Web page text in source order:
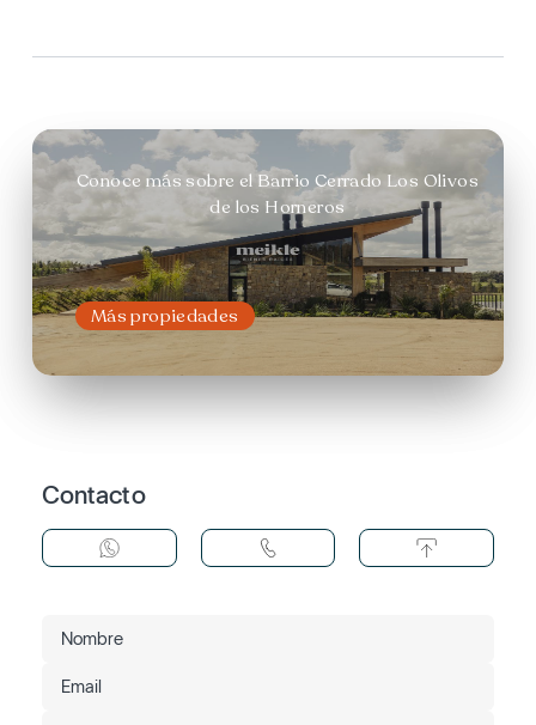
Conoce más sobre el Barrio Cerrado Los Olivos
de los Horneros
Más propiedades
Contacto